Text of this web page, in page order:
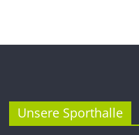
Unsere Sporthalle